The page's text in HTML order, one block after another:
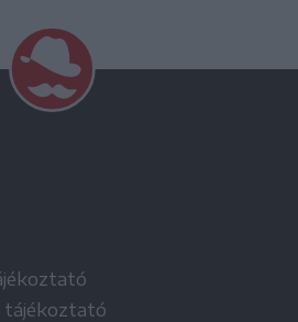
tájékoztató